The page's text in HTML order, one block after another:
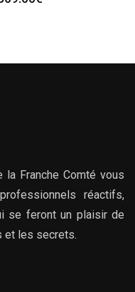
Franche Comté vous
réactifs,
se feront un plaisir de
et les secrets.